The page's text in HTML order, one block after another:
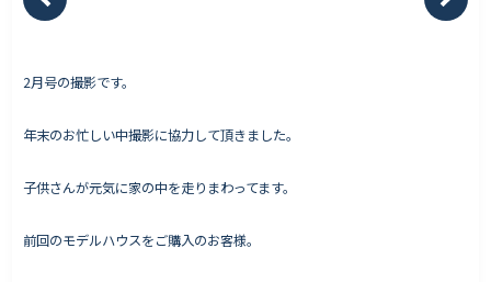
Works - 施工実績
オーナー様の声
2月号の撮影です。
年末のお忙しい中撮影に協力して頂きました。
子供さんが元気に家の中を走りまわってます。
前回のモデルハウスをご購入のお客様。